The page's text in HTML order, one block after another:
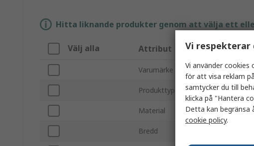
Hitta liknande produkter genom att välja ett
Välj alla Attribut
Varumärke
Produkttyp
Material
Bredd
Vi
Vi använder cookies
för att visa reklam
samtycker du till
klicka på "Hantera
Detta kan begränsa
cookie policy.